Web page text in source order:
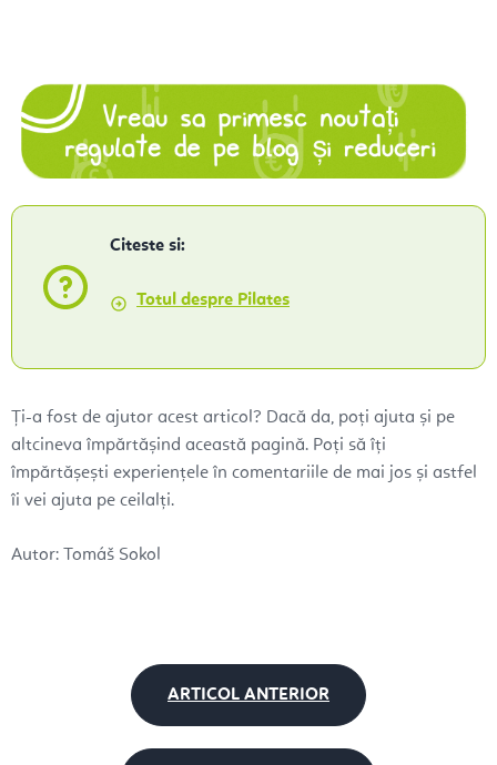
Citeste si:
Totul despre Pilates
Ți-a fost de ajutor acest articol? Dacă da, poți ajuta și pe
altcineva împărtășind această pagină. Poți să îți
împărtășești experiențele în comentariile de mai jos și astfel
îi vei ajuta pe ceilalți.
Autor: Tomáš Sokol
ARTICOL ANTERIOR